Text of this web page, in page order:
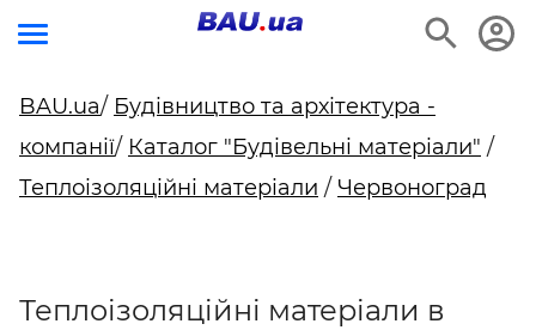
BAU.ua/ Будівництво та архітектура -
компанії/ Каталог "Будівельні матеріали" /
Теплоізоляційні матеріали / Червоноград
Теплоізоляційні матеріали в